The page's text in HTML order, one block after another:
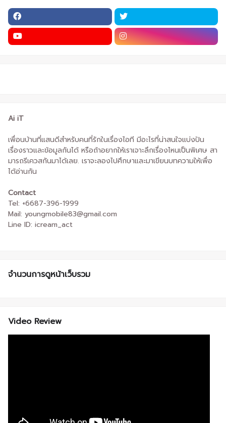
Ai iT
เพื่อนบ้านที่แสนดีสำหรับคนที่รักในเรื่องไอที มีอะไรที่น่าสนใจแบ่งปัน
เรื่องราวและข้อมูลกันได้ หรือถ้าอยากให้เราเจาะลึกเรื่องไหนเป็นพิเศษ สา
มารถรีเควสกันมาได้เลย. เราจะลองไปศึกษาและมาเขียนบทความให้เพื่อ
ได้อ่านกัน
Contact
Tel: +6687-396-1999
Mail: youngmobile83@gmail.com
Line ID: icream_act
จำนวนการดูหน้าเว็บรวม
Video Review